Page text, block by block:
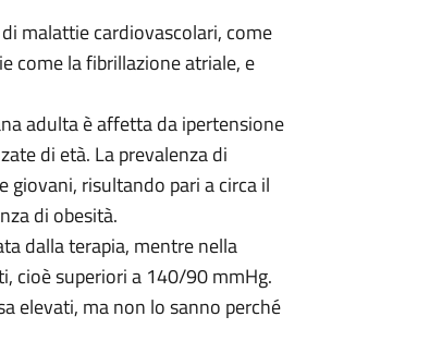
malattie cardiovascolari, come
come la fibrillazione atriale, e
adulta è affetta da ipertensione
di età. La prevalenza di
risultando pari a circa il
di obesità.
dalla terapia, mentre nella
cioè superiori a 140/90 mmHg.
elevati, ma non lo sanno perché